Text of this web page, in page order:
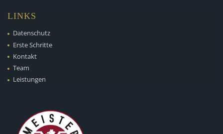
LINKS
Datenschutz
Erste Schritte
Kontakt
Team
Leistungen